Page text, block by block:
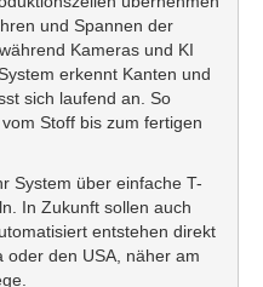
und Spannen der
Kameras und KI
erkennt Kanten und
sich laufend an. So
Stoff bis zum fertigen
System über einfache T-
In Zukunft sollen auch
entstehen direkt
oder den USA, näher am